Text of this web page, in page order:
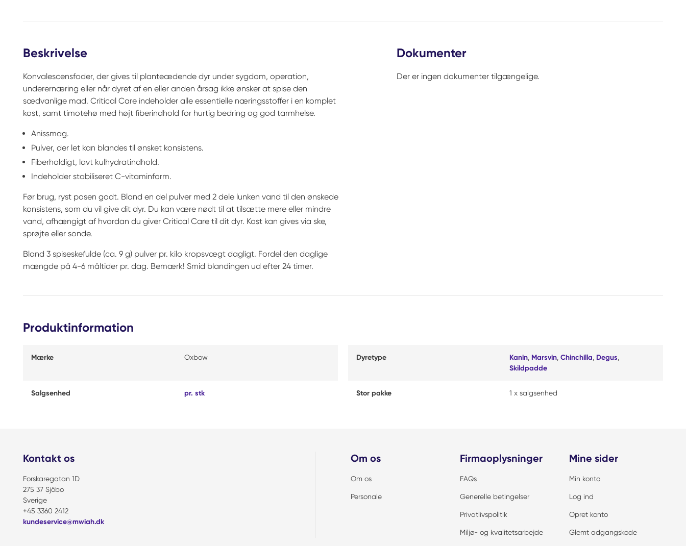
Beskrivelse
Konvalescensfoder, der gives til planteædende dyr under sygdom, operation,
underernæring eller når dyret af en eller anden årsag ikke ønsker at spise den
sædvanlige mad. Critical Care indeholder alle essentielle næringsstoffer i en komplet
kost, samt timotehø med højt fiberindhold for hurtig bedring og god tarmhelse.
Anissmag.
Pulver, der let kan blandes til ønsket konsistens.
Fiberholdigt, lavt kulhydratindhold.
Indeholder stabiliseret C-vitaminform.
Før brug, ryst posen godt. Bland en del pulver med 2 dele lunken vand til den ønskede
konsistens, som du vil give dit dyr. Du kan være nødt til at tilsætte mere eller mindre
vand, afhængigt af hvordan du giver Critical Care til dit dyr. Kost kan gives via ske,
sprøjte eller sonde.
Bland 3 spiseskefulde (ca. 9 g) pulver pr. kilo kropsvægt dagligt. Fordel den daglige
mængde på 4-6 måltider pr. dag. Bemærk! Smid blandingen ud efter 24 timer.
Dokumenter
Der er ingen dokumenter tilgængelige.
Produktinformation
Mærke Oxbow Dyretype Kanin, Marsvin, Chinchilla Degus
Skildpadde
Salgsenhed pr. stk Stor pakke 1 x salgsenhed
Kontakt os
Forskaregatan 1D
275 37 Sjöbo
Sverige
+45 3360 2412
kundeservice@mwiah.dk
Om os
Om os
Personale
Firmaoplysninger
FAQs
Generelle betingelser
Privatlivspolitik
Miljø- og kvalitetsarbejde
Mine sider
Min konto
Log ind
Opret konto
Glemt adgangskode